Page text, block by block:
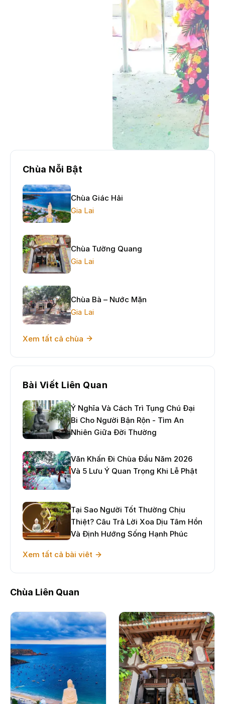
Chùa Nỗi Bật
Chùa Giác Hải
Gia Lai
Chùa Tường Quang
Gia Lai
Chùa Bà – Nước Mặn
Gia Lai
Xem tất cả chùa
Bài Viết Liên Quan
Ý Nghĩa Và Cách Trì Tụng Chú Đại
Bi Cho Người Bận Rộn - Tìm An
Nhiên Giữa Đời Thường
Văn Khấn Đi Chùa Đầu Năm 2026
Và 5 Lưu Ý Quan Trọng Khi Lễ Phật
Tại Sao Người Tốt Thường Chịu
Thiệt? Câu Trả Lời Xoa Dịu Tâm Hồn
Và Định Hướng Sống Hạnh Phúc
Xem tất cả bài viêt
Chùa Liên Quan